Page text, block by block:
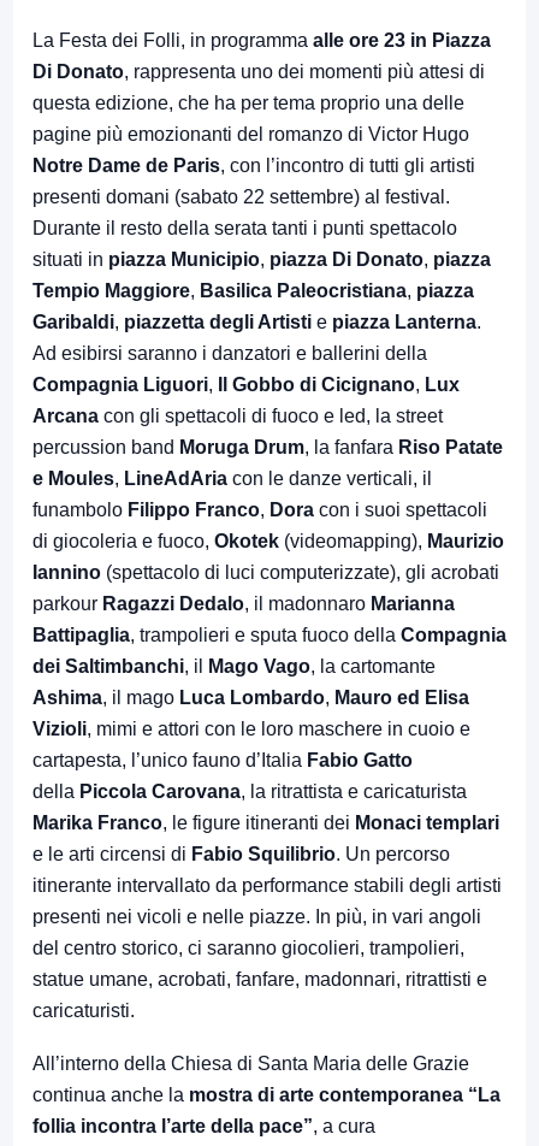
La Festa dei Folli, in programma alle ore 23 in Piazza
Di Donato, rappresenta uno dei momenti più attesi di
questa edizione, che ha per tema proprio una delle
pagine più emozionanti del romanzo di Victor Hugo
Notre Dame de Paris, con l’incontro di tutti gli artisti
presenti domani (sabato 22 settembre) al festival.
Durante il resto della serata tanti i punti spettacolo
situati in piazza Municipio, piazza Di Donato, piazza
Tempio Maggiore, Basilica Paleocristiana, piazza
Garibaldi, piazzetta degli Artisti e piazza Lanterna.
Ad esibirsi saranno i danzatori e ballerini della
Compagnia Liguori, Il Gobbo di Cicignano, Lux
Arcana con gli spettacoli di fuoco e led, la street
percussion band Moruga Drum, la fanfara Riso Patate
e Moules, LineAdAria con le danze verticali, il
funambolo Filippo Franco, Dora con i suoi spettacoli
di giocoleria e fuoco, Okotek (videomapping), Maurizio
Iannino (spettacolo di luci computerizzate), gli acrobati
parkour Ragazzi Dedalo, il madonnaro Marianna
Battipaglia, trampolieri e sputa fuoco della Compagnia
dei Saltimbanchi, il Mago Vago, la cartomante
Ashima, il mago Luca Lombardo, Mauro ed Elisa
Vizioli, mimi e attori con le loro maschere in cuoio e
cartapesta, l’unico fauno d’Italia Fabio Gatto
della Piccola Carovana, la ritrattista e caricaturista
Marika Franco, le figure itineranti dei Monaci templari
e le arti circensi di Fabio Squilibrio. Un percorso
itinerante intervallato da performance stabili degli artisti
presenti nei vicoli e nelle piazze. In più, in vari angoli
del centro storico, ci saranno giocolieri, trampolieri,
statue umane, acrobati, fanfare, madonnari, ritrattisti e
caricaturisti.
All’interno della Chiesa di Santa Maria delle Grazie
continua anche la mostra di arte contemporanea “La
follia incontra l’arte della pace”, a cura